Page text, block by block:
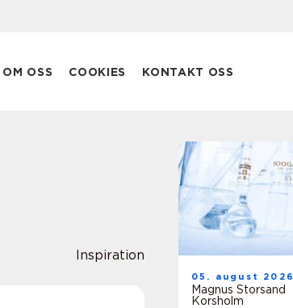
OM OSS COOKIES KONTAKT OSS
Inspiration
05. august 2026
Magnus Storsand
Korsholm